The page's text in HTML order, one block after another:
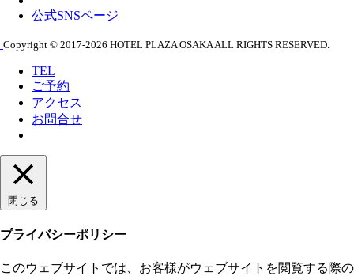
公式SNSページ
Copyright © 2017-2026 HOTEL PLAZA OSAKA ALL RIGHTS RESERVED.
TEL
ご予約
アクセス
お問合せ
閉じる
プライバシーポリシー
このウェブサイトでは、お客様がウェブサイトを閲覧する際の